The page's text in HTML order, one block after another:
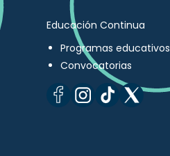
Educación Continua
Programas educativos
Convocatorias